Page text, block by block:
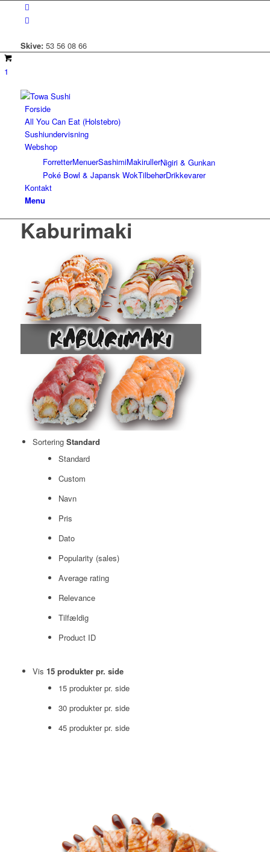
Skive:53 56 08 66
1
Forside
All You Can Eat (Holstebro)
Sushiundervisning
Webshop
ForretterMenuerSashimiMakirullerNigiri & Gunkan
Poké Bowl & Japansk WokTilbehørDrikkevarer
Kontakt
Menu
Kaburimaki
Sortering Standard
Standard
Custom
Navn
Pris
Dato
Popularity (sales)
Average rating
Relevance
Tilfældig
Product ID
Vis 15 produkter pr. side
15 produkter pr. side
30 produkter pr. side
45 produkter pr. side